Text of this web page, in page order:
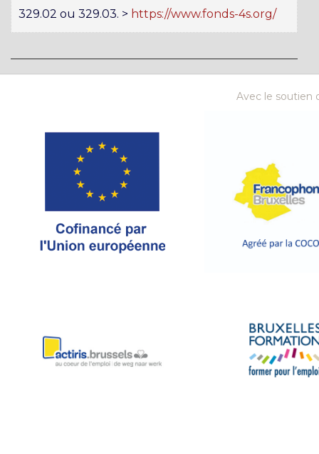
329.02 ou 329.03. > https://www.fonds-4s.org/
Avec le soutien